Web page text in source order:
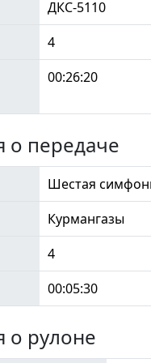
ДКС-5110
4
00:26:20
передаче
Шестая
Курмангазы
4
00:05:30
о рулоне